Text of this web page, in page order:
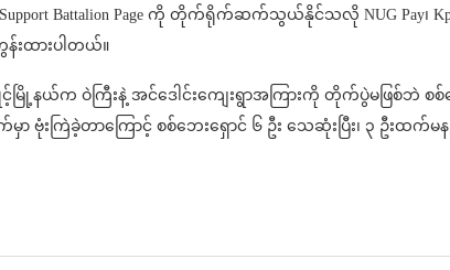
Battalion Page ကို တိုက်ရိုက်ဆက်သွယ်နိုင်သလို NUG Pay
ထားပါတယ်။
မြို့နယ်က ဝဲကြီးနဲ့ အင်ဒေါင်းကျေးရွာအကြားကို တိုက်ပွဲမဖြစ်ဘဲ
ာ ဗုံးကြဲခဲ့တာကြောင့် စစ်ဘေးရှောင် ၆ ဦး သေဆုံးပြီး၊ ၃ ဦးထ